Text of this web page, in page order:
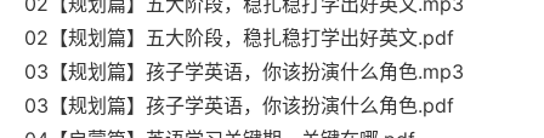
02【规划篇】五大阶段，稳扎稳打学出好英文.pdf
03【规划篇】孩子学英语，你该扮演什么角色.mp3
03【规划篇】孩子学英语，你该扮演什么角色.pdf